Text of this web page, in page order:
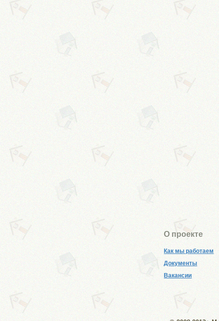
О проекте
Как мы работаем
Документы
Вакансии